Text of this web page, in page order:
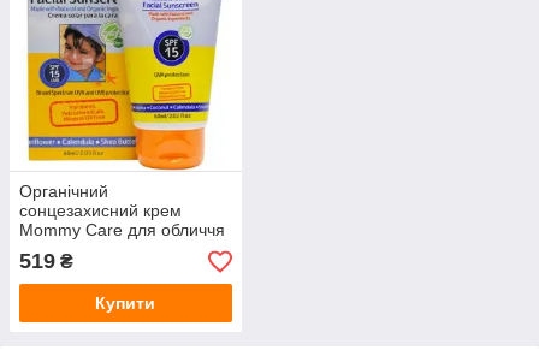
Органічний
сонцезахисний крем
Mommy Care для обличчя
для дітей від народження
SPF-15 60 мл
519 ₴
Купити